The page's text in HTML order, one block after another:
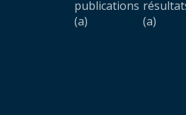
publications
(a)
(a)